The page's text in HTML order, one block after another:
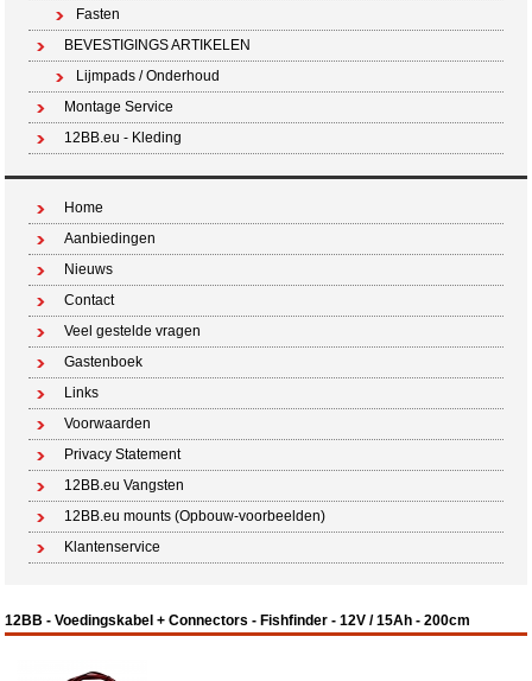
Fasten
BEVESTIGINGS ARTIKELEN
Lijmpads / Onderhoud
Montage Service
12BB.eu - Kleding
Home
Aanbiedingen
Nieuws
Contact
Veel gestelde vragen
Gastenboek
Links
Voorwaarden
Privacy Statement
12BB.eu Vangsten
12BB.eu mounts (Opbouw-voorbeelden)
Klantenservice
12BB - Voedingskabel + Connectors - Fishfinder - 12V / 15Ah - 200cm